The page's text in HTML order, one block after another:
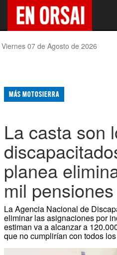
Viernes 07 de Agosto de 2026
MÁS MOTOSIERRA
La casta son
planea
mil
La Agencia Nacional de
eliminar las asignaciones por
estiman va a alcanzar a
que no cumplirían con todos